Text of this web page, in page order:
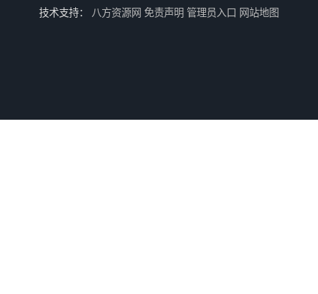
技术支持： 八方资源网 免责声明 管理员入口 网站地图